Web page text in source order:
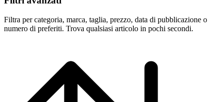
Filtra per categoria, marca, taglia, prezzo, data di pubblicazione o
numero di preferiti. Trova qualsiasi articolo in pochi secondi.